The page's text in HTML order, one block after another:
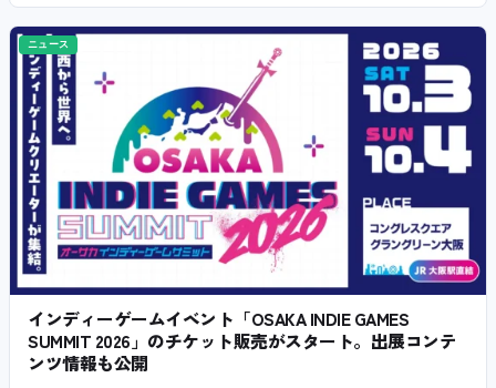
ニュース
インディーゲームイベント「OSAKA INDIE GAMES
SUMMIT 2026」のチケット販売がスタート。出展コンテ
ンツ情報も公開